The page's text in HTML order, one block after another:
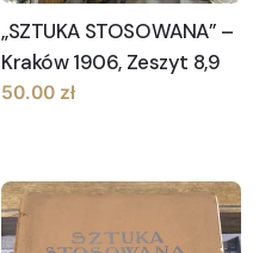
„SZTUKA STOSOWANA” –
Kraków 1906, Zeszyt 8,9
50.00 zł